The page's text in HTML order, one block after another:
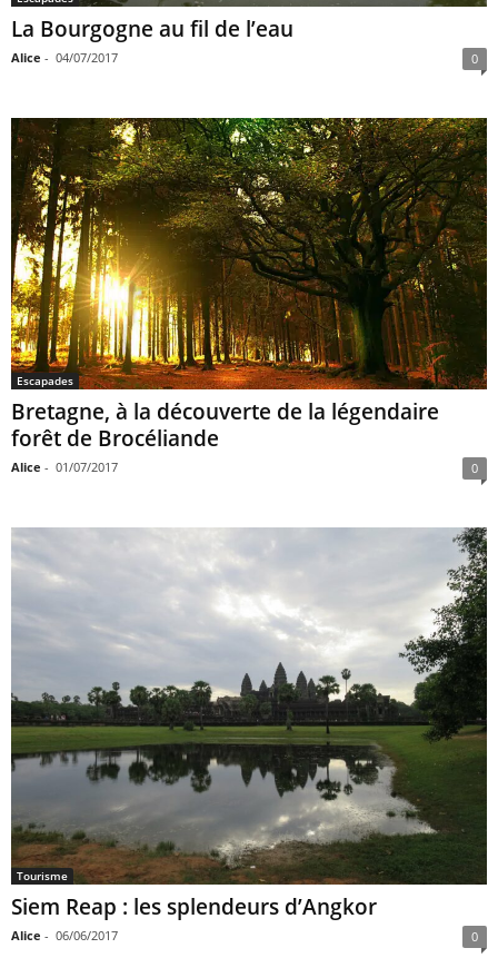
La Bourgogne au fil de l’eau
Alice - 04/07/2017 0
Escapades
Bretagne, à la découverte de la légendaire
forêt de Brocéliande
Alice - 01/07/2017 0
Tourisme
Siem Reap : les splendeurs d’Angkor
Alice - 06/06/2017 0